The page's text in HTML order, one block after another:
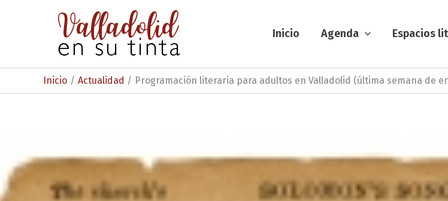
Inicio Agenda Espacios
Inicio Actualidad Programación literaria para adultos en Valladolid (última semana de